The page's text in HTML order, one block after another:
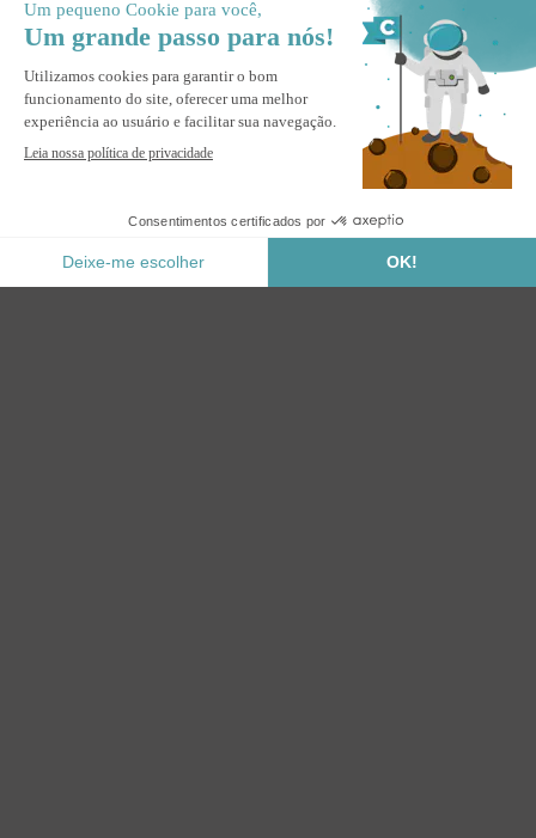
Pérgola bioclimática PIANA de 3x2,5m com cobertura em
alumínio cinza antracite e 1 veneziana para privacidade.
ALERTE-ME
Avise-me quando este produto voltar ao estoque.
Pagamento Seguro